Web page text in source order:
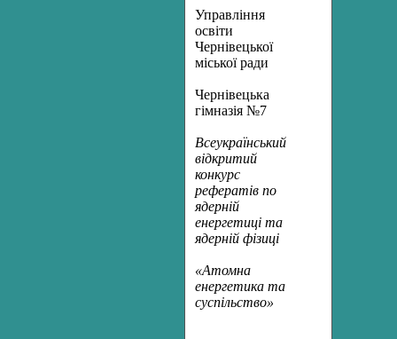
Управління
освіти
Чернівецької
міської ради
Чернівецька
гімназія №7
Всеукраїнський
відкритий
конкурс
рефератів по
ядерній
енергетиці та
ядерній фізиці
«Атомна
енергетика та
суспільство»